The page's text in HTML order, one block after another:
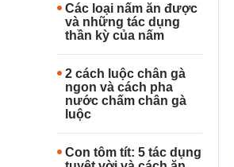
Các loại nấm ăn được
và những tác dụng
thần kỳ của nấm
2 cách luộc chân gà
ngon và cách pha
nước chấm chân gà
luộc
Con tôm tít: 5 tác dụng